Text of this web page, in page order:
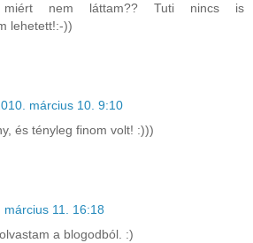
nem láttam?? Tuti nincs is
lehetett!:-))
március 10. 9:10
és tényleg finom volt! :)))
március 11. 16:18
a blogodból. :)